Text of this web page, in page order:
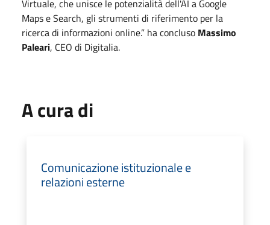
Virtuale, che unisce le potenzialità dell'AI a Google
Maps e Search, gli strumenti di riferimento per la
ricerca di informazioni online.” ha concluso Massimo
Paleari, CEO di Digitalia.
A cura di
Comunicazione istituzionale e
relazioni esterne